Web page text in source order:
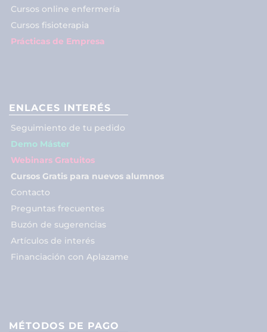
Cursos online enfermería
Cursos fisioterapia
Prácticas de Empresa
ENLACES INTERÉS
Seguimiento de tu pedido
Demo Máster
Webinars Gratuitos
Cursos Gratis para nuevos alumnos
Contacto
Preguntas frecuentes
Buzón de sugerencias
Artículos de interés
Financiación con Aplazame
MÉTODOS DE PAGO